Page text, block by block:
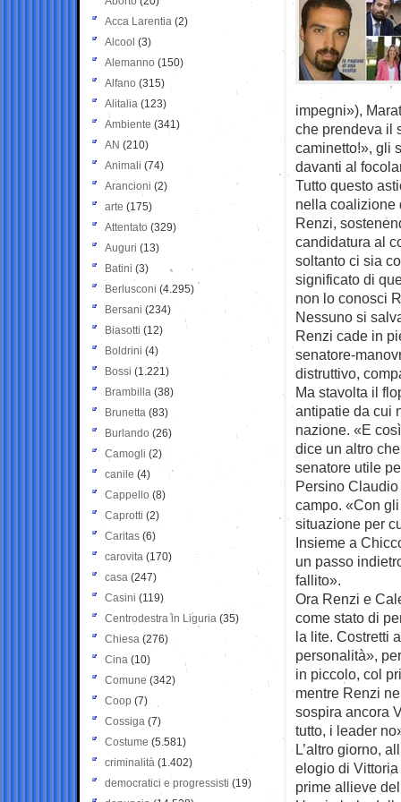
impegni»),
che prendeva il
caminetto!», gli
davanti al
Tutto questo
nella coalizione
Renzi,
candidatura al
soltanto ci sia
significato di
non lo conosci
Nessuno si
Renzi cade in
senatore-
distruttivo,
Ma stavolta il
antipatie da cui
nazione. «E
dice un altro
senatore utile
Persino
campo. «Con
situazione per
Insieme a
un passo
fallito».
Ora Renzi e
come stato di
la lite. Costretti
personalità»,
in piccolo, col
mentre Renzi
sospira ancora
tutto, i leader
L’altro giorno,
elogio di
prime allieve
Acca Larentia (2)
Alcool (3)
Alemanno (150)
Alfano (315)
Alitalia (123)
Ambiente (341)
AN (210)
Animali (74)
Arancioni (2)
arte (175)
Attentato (329)
Auguri (13)
Batini (3)
Berlusconi (4.295)
Bersani (234)
Biasotti (12)
Boldrini (4)
Bossi (1.221)
Brambilla (38)
Brunetta (83)
Burlando (26)
Camogli (2)
canile (4)
Cappello (8)
Caprotti (2)
Caritas (6)
carovita (170)
casa (247)
Casini (119)
Centrodestra in Liguria (35)
Chiesa (276)
Cina (10)
Comune (342)
Coop (7)
Cossiga (7)
Costume (5.581)
criminalità (1.402)
democratici e progressisti (19)